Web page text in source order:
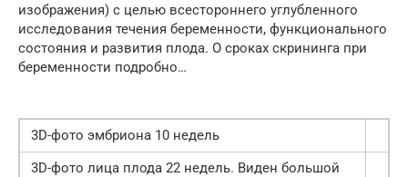
изображения) с целью всестороннего углубленного
исследования течения беременности, функционального
состояния и развития плода. О сроках скрининга при
беременности подробно…
3D-фото эмбриона 10 недель
3D-фото лица плода 22 недель. Виден большой